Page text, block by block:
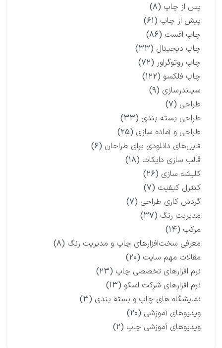
پس از چاپ (۸)
پیش از چاپ (۶۱)
چاپ افست (۸۶)
چاپ دیجیتال (۳۳)
چاپ روتوگراور (۷۲)
چاپ فلکسو (۱۲۲)
سیلندرسازی (۹)
طراحی (۷)
طراحی بسته بندی (۳۳)
طراحی و آماده سازی (۲۵)
فایل‌های دانلودی برای طراحان (۶)
قالب سازی دایکات (۱۸)
کلیشه سازی (۲۶)
کنترل کیفیت (۷)
گردش کاری طراحی (۷)
مدیریت رنگ (۳۷)
مرکب (۱۴)
معرفی سخت‌افزارهای چاپ و مدیریت رنگ (۸)
مقالات مهم سایت (۲۰)
نرم افزارهای تخصصی چاپ (۲۳)
نرم افزارهای شرکت اسکو (۱۳)
نمایشگاه‌ های چاپ و بسته بندی (۳)
ویدیوهای آموزشی (۲۰)
ویدیوهای آموزشی چاپ (۲)